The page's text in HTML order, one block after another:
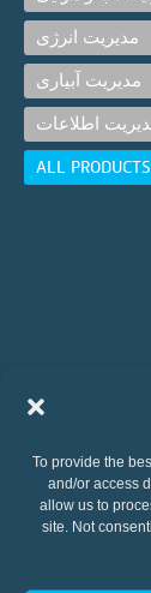
To provide the
and/or access
allow us to
site. Not
مدیریت انرژی
مدیریت آبیاری
اطلاعات
ALL PRODUCTS
+31 (0)